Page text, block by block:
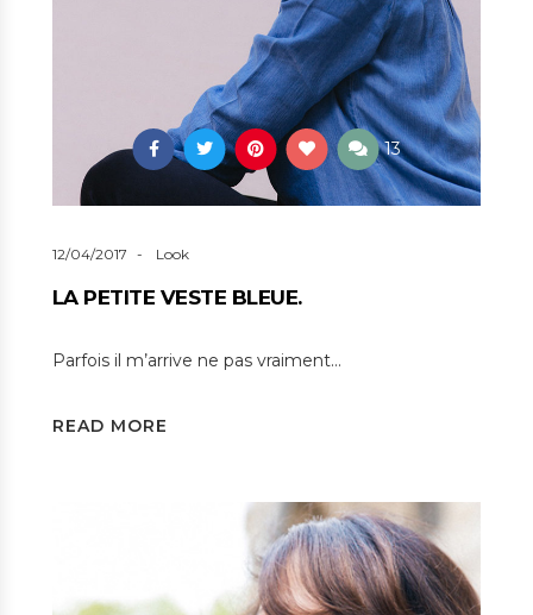
13
12/04/2017 Look
LA PETITE VESTE BLEUE.
Parfois il m’arrive ne pas vraiment…
READ MORE